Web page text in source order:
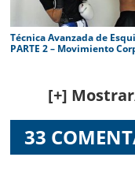
Técnica Avanzada de
PARTE 2 – Movimiento
Reader
[+]
33